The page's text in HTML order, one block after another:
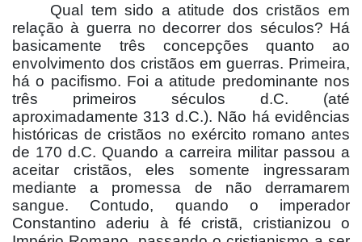
Qual tem sido a atitude dos cristãos em
relação à guerra no decorrer dos séculos? Há
basicamente três concepções quanto ao
envolvimento dos cristãos em guerras. Primeira,
há o pacifismo. Foi a atitude predominante nos
três primeiros séculos d.C. (até
aproximadamente 313 d.C.). Não há evidências
históricas de cristãos no exército romano antes
de 170 d.C. Quando a carreira militar passou a
aceitar cristãos, eles somente ingressaram
mediante a promessa de não derramarem
sangue. Contudo, quando o imperador
Constantino aderiu à fé cristã, cristianizou o